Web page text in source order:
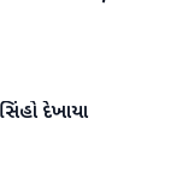
દેખાયા